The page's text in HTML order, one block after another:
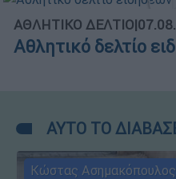
ΑΘΛΗΤΙΚΟ ΔΕΛΤΙΟ|
Αθλητικό δελτίο
ΑΥΤΟ ΤΟ
Κώστας Ασημακόπουλος